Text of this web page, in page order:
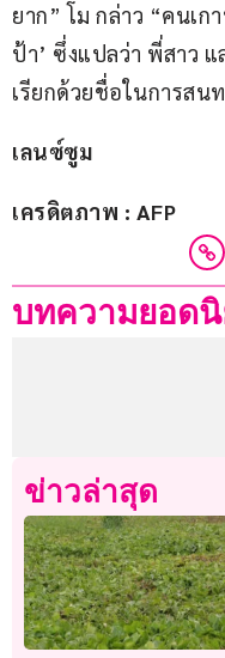
ยาก” โม กล่าว “คนเก
ป้า’ ซึ่งแปลว่า พี่สาว
เรียกด้วยชื่อในการสน
เลนซ์ซูม
เครดิตภาพ : AFP
บทความยอด
ข่าวล่าสุด